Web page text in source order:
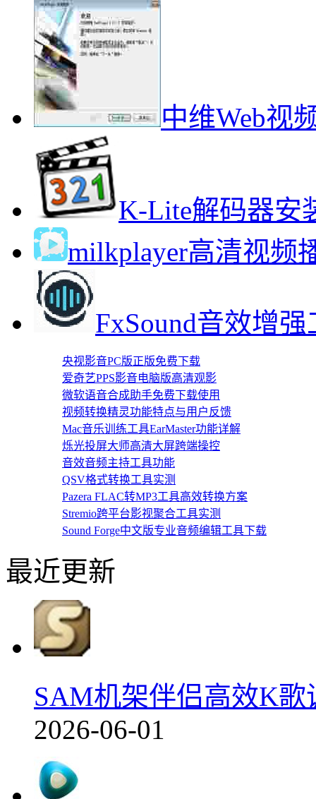
中维Web视
K-Lite解码器安
milkplayer高清视频
FxSound音效增
央视影音PC版正版免费下载
爱奇艺PPS影音电脑版高清观影
微软语音合成助手免费下载使用
视频转换精灵功能特点与用户反馈
Mac音乐训练工具EarMaster功能详解
烁光投屏大师高清大屏跨端操控
音效音频主持工具功能
QSV格式转换工具实测
Pazera FLAC转MP3工具高效转换方案
Stremio跨平台影视聚合工具实测
Sound Forge中文版专业音频编辑工具下载
最近更新
SAM机架伴侣高效K歌
2026-06-01